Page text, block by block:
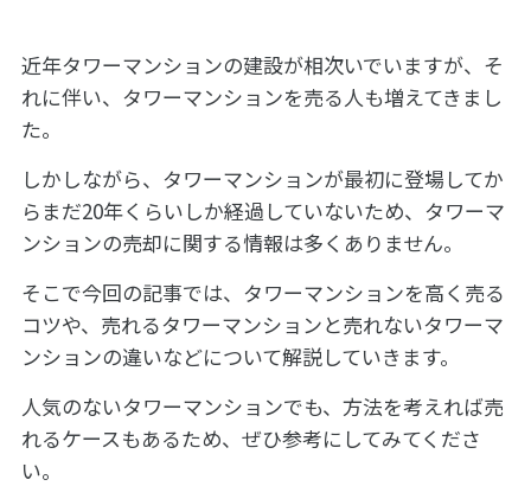
近年タワーマンションの建設が相次いでいますが、そ
れに伴い、タワーマンションを売る人も増えてきまし
た。
しかしながら、タワーマンションが最初に登場してか
らまだ20年くらいしか経過していないため、タワーマ
ンションの売却に関する情報は多くありません。
そこで今回の記事では、タワーマンションを高く売る
コツや、売れるタワーマンションと売れないタワーマ
ンションの違いなどについて解説していきます。
人気のないタワーマンションでも、方法を考えれば売
れるケースもあるため、ぜひ参考にしてみてくださ
い。